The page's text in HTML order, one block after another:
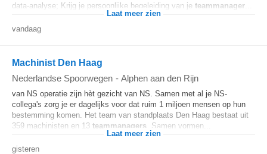
data-analyse; Krijg je persoonlijke begeleiding van je teammanager
Laat meer zien
vandaag
Machinist Den Haag
Nederlandse Spoorwegen - Alphen aan den Rijn
van NS operatie zijn hèt gezicht van NS. Samen met al je NS-
collega's zorg je er dagelijks voor dat ruim 1 miljoen mensen op hun
bestemming komen. Het team van standplaats Den Haag bestaat uit
359 machinisten en 13 teammanagers . Samen vormen...
Laat meer zien
gisteren